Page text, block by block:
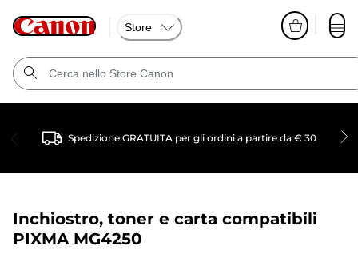
Store
Spedizione GRATUITA per gli ordini a partire da € 30
Inchiostro, toner e carta compatibili
PIXMA MG4250